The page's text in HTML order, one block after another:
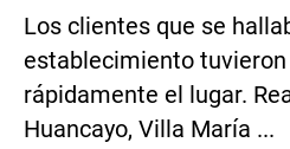
Los clientes que se
establecimiento
rápidamente el lugar.
Huancayo, Villa María ...